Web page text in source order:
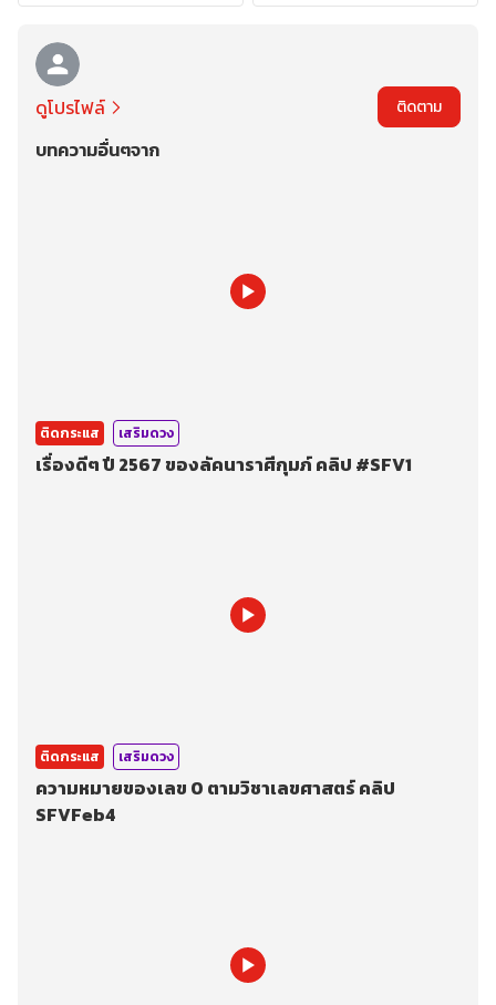
ดูโปรไฟล์ ติดตาม
บทความอื่นๆจาก
ติดกระแส เสริมดวง
เรื่องดีๆ ปี 2567 ของลัคนาราศีกุมภ์ คลิป #SFV1
ติดกระแส เสริมดวง
ความหมายของเลข 0 ตามวิชาเลขศาสตร์ คลิป
SFVFeb4